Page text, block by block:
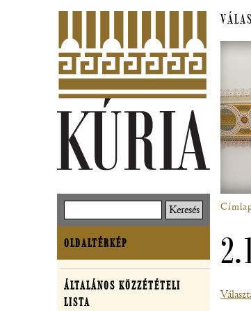
Oldaltérkép
OLDALTÉRKÉP
Közérdekű
ÁLTALÁNOS KÖZZÉTÉTELI
LISTA